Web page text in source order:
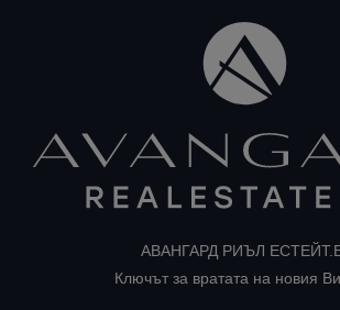
АВАНГАРД РИЪЛ
Ключът за вратата на новия